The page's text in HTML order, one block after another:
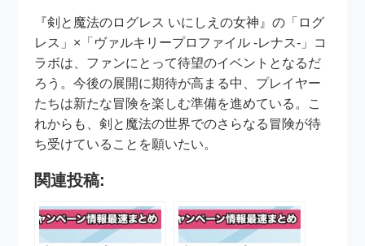
『剣と魔法のログレス いにしえの女神』の「ログ
レス」×「ヴァルキリープロファイル -レナス-」コ
ラボは、ファンにとって待望のイベントとなるだ
ろう。今後の展開に期待が高まる中、プレイヤー
たちは新たな冒険を楽しむ準備を進めている。こ
れからも、剣と魔法の世界でのさらなる冒険が待
ち受けていることを願いたい。
関連投稿: